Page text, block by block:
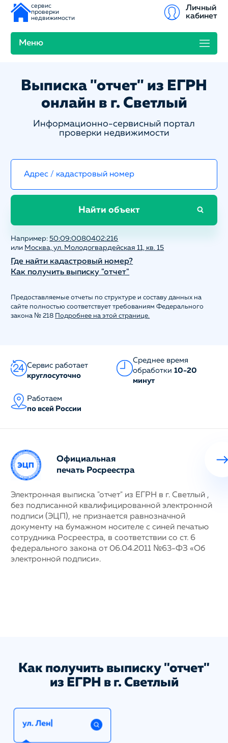
сервис
проверки
недвижимости
Меню
Личный
кабинет
Выписка "отчет" из ЕГРН
онлайн в г. Светлый
Информационно-сервисный портал
проверки недвижимости
Найти объект
Например:50:09:0080402:216
или Москва, ул. Молодогвардейская 11, кв. 15
Где найти кадастровый номер?
Как получить выписку "отчет"
Предоставляемые отчеты по структуре и составу данных на
сайте полностью соответствует требованиям Федерального
закона № 218 Подробнее на этой странице.
Сервис работает
круглосуточно
Среднее время
обработки 10-20
минут
Работаем
по всей России
Официальная
печать Росреестра
Электронная выписка "отчет" из ЕГРН в г. Светлый ,
без подписанной квалифицированной электронной
подписи (ЭЦП), не признается равнозначной
документу на бумажном носителе с синей печатью
сотрудника Росреестра, в соответствии со ст. 6
федерального закона от 06.04.2011 №63-ФЗ «Об
электронной подписи».
Как получить выписку "отчет"
из ЕГРН в г. Светлый